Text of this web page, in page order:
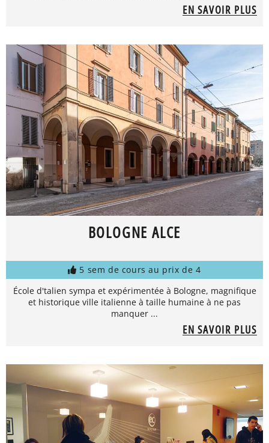
EN SAVOIR PLUS
BOLOGNE ALCE
5 sem de cours au prix de 4
École d'talien sympa et expérimentée à Bologne, magnifique
et historique ville italienne à taille humaine à ne pas
manquer ...
EN SAVOIR PLUS